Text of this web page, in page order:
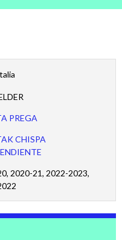
PREGA
CHISPA
2020-21, 2022-2023,